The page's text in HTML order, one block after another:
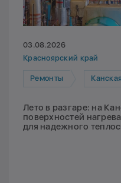
03.08.2026
Красноярский край
Ремонты
Лето в разгаре: на
поверхностей
для надежного